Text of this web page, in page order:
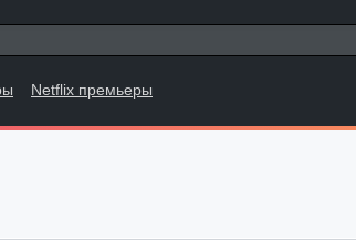
Netflix премьеры